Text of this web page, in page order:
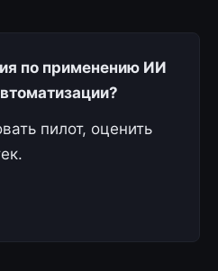
по применению ИИ
пилот, оценить